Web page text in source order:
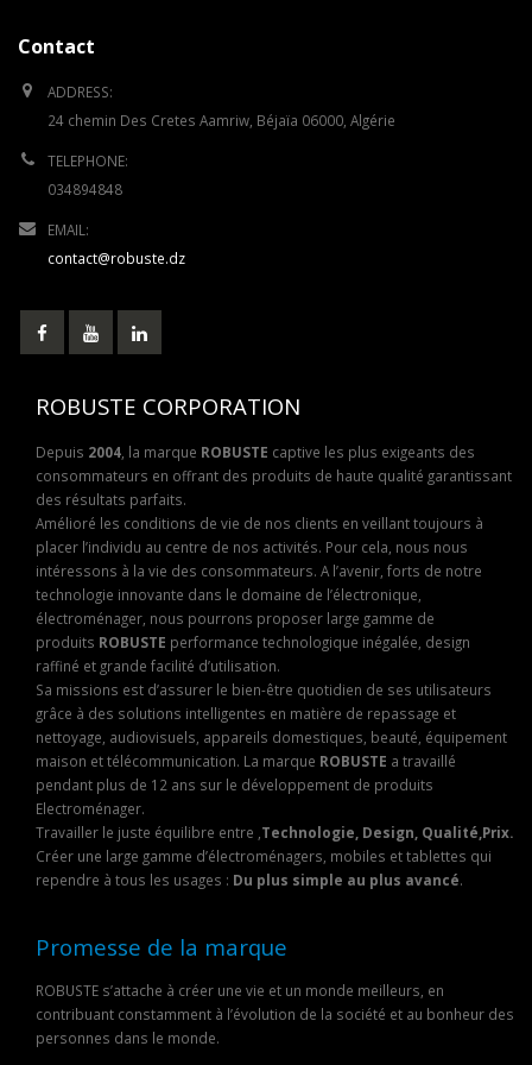
Contact
ADDRESS:
24 chemin Des Cretes Aamriw, Béjaïa 06000, Algérie
TELEPHONE:
034894848
EMAIL:
contact@robuste.dz
ROBUSTE CORPORATION
Depuis 2004, la marque ROBUSTE captive les plus exigeants des
consommateurs en offrant des produits de haute qualité garantissant
des résultats parfaits.
Amélioré les conditions de vie de nos clients en veillant toujours à
placer l’individu au centre de nos activités. Pour cela, nous nous
intéressons à la vie des consommateurs. A l’avenir, forts de notre
technologie innovante dans le domaine de l’électronique,
électroménager, nous pourrons proposer large gamme de
produits ROBUSTE performance technologique inégalée, design
raffiné et grande facilité d’utilisation.
Sa missions est d’assurer le bien-être quotidien de ses utilisateurs
grâce à des solutions intelligentes en matière de repassage et
nettoyage, audiovisuels, appareils domestiques, beauté, équipement
maison et télécommunication. La marque ROBUSTE a travaillé
pendant plus de 12 ans sur le développement de produits
Electroménager.
Travailler le juste équilibre entre ,Technologie, Design, Qualité,Prix.
Créer une large gamme d’électroménagers, mobiles et tablettes qui
rependre à tous les usages : Du plus simple au plus avancé.
Promesse de la marque
ROBUSTE s’attache à créer une vie et un monde meilleurs, en
contribuant constamment à l’évolution de la société et au bonheur des
personnes dans le monde.